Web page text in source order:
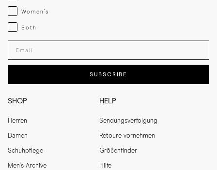
SHOP
Herren
Damen
Schuhpflege
Men's Archive
HELP
Sendungsverfolgung
Retoure vornehmen
Größenfinder
Hilfe
Womenswear
Women's
Both
Both
Enter your email adress
SUBSCRIBE